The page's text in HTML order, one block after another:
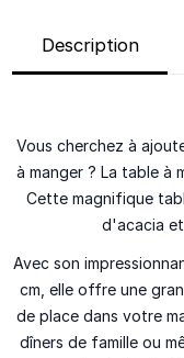
Description
Vous cherchez à
à manger ? La table à
Cette magnifique
d'acacia
Avec son
cm, elle offre une
de place dans votre
dîners de famille ou